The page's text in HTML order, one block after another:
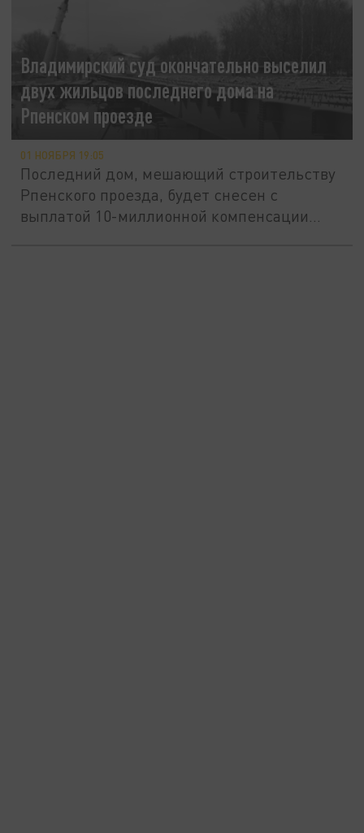
Владимирский суд окончательно выселил
двух жильцов последнего дома на
Рпенском проезде
01 НОЯБРЯ 19:05
Последний дом, мешающий строительству
Рпенского проезда, будет снесен с
выплатой 10-миллионной компенсации...